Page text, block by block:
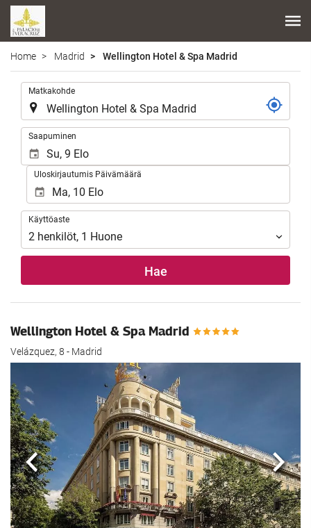
Home Madrid Wellington Hotel & Spa Madrid
Matkakohde
Saapuminen
Uloskirjautumis Päivämäärä
Käyttöaste
Käyttöaste
2 henkilöt, 1 Huone
Hae
Wellington Hotel & Spa Madrid
Velázquez, 8 - Madrid
Edellinen